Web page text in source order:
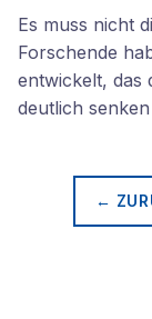
Es muss nicht
Forschende
entwickelt, das
deutlich
←